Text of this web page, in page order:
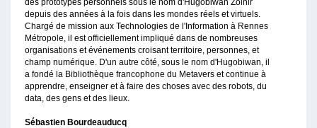
des prototypes personnels sous le nom d'Hugobiwan Zolnir
depuis des années à la fois dans les mondes réels et virtuels.
Chargé de mission aux Technologies de l'Information à Rennes
Métropole, il est officiellement impliqué dans de nombreuses
organisations et événements croisant territoire, personnes, et
champ numérique. D'un autre côté, sous le nom d'Hugobiwan, il
a fondé la Bibliothèque francophone du Metavers et continue à
apprendre, enseigner et à faire des choses avec des robots, du
data, des gens et des lieux.
Sébastien Bourdeauducq